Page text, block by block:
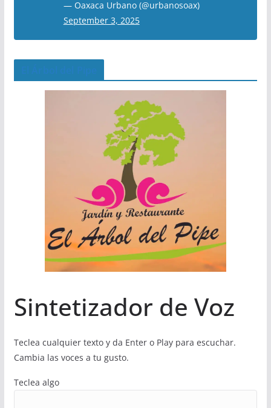
— Oaxaca Urbano (@urbanosoax)
September 3, 2025
Sintetizador de Voz
Teclea cualquier texto y da Enter o Play para escuchar.
Cambia las voces a tu gusto.
Teclea algo